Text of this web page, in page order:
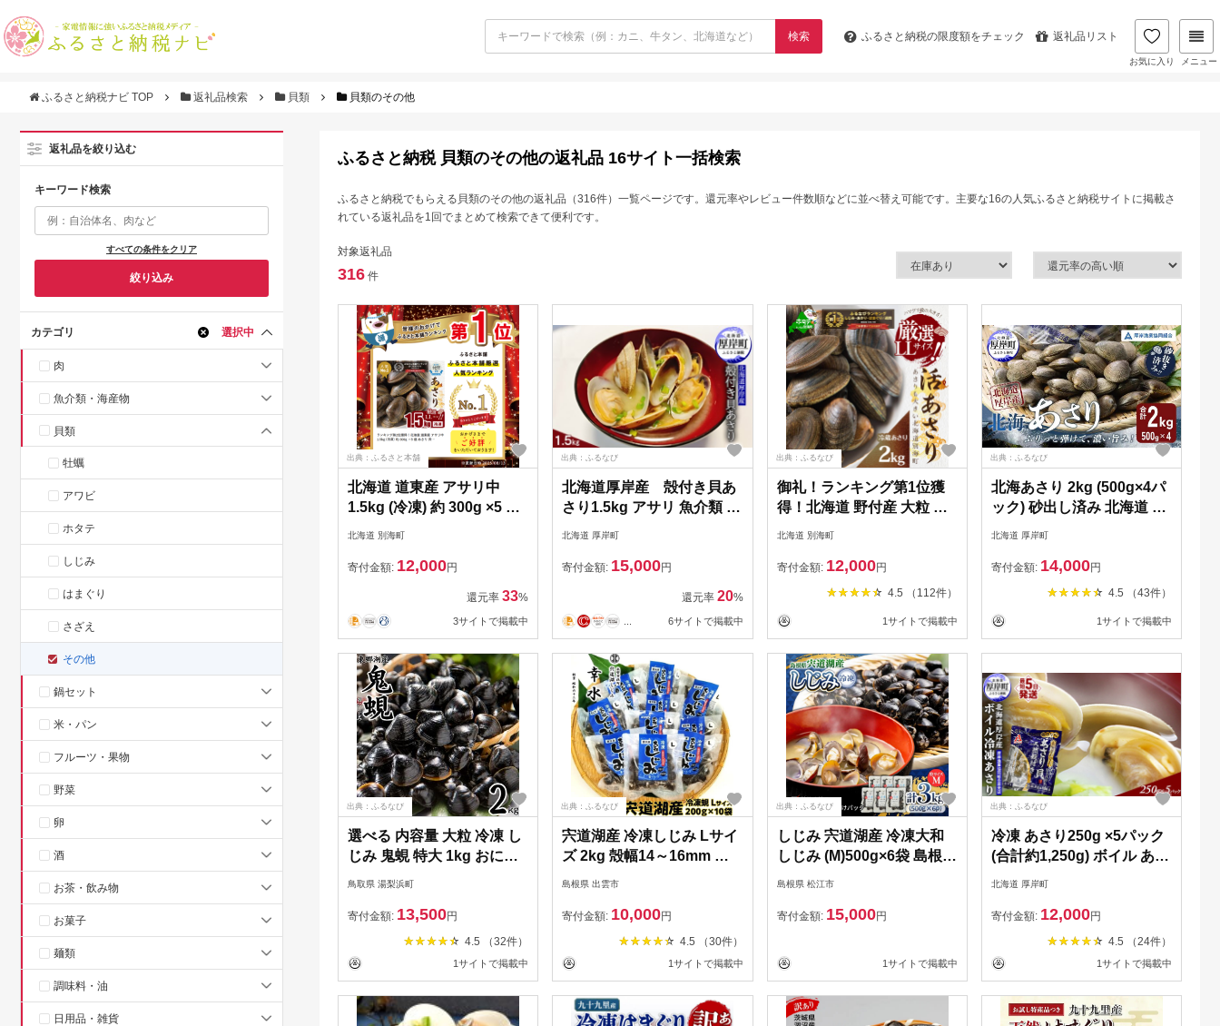
検索 ふるさと納税の限度額をチェック 返礼品リスト
お気に入り メニュー
ふるさと納税ナビ TOP 返礼品検索 貝類 貝類のその他
返礼品を絞り込む
キーワード検索
すべての条件をクリア
絞り込み
カテゴリ 選択中
肉
魚介類・海産物
貝類
牡蠣
アワビ
ホタテ
しじみ
はまぐり
さざえ
その他
鍋セット
米・パン
フルーツ・果物
野菜
卵
酒
お茶・飲み物
お菓子
麺類
調味料・油
日用品・雑貨
ふるさと納税 貝類のその他の返礼品 16サイト一括検索
ふるさと納税でもらえる貝類のその他の返礼品（316件）一覧ページです。還元率やレビュー件数順などに並べ替え可能です。主要な16の人気ふるさと納税サイトに掲載さ
れている返礼品を1回でまとめて検索できて便利です。
対象返礼品
316 件
出典：ふるさと本舗
北海道 道東産 アサリ中
1.5kg (冷凍) 約 300g ×5 袋
あさり 貝 【SS0000012】
北海道 別海町
寄付金額: 12,000円
還元率33%
3サイトで掲載中
出典：ふるなび
北海道厚岸産 殻付き貝あ
さり1.5kg アサリ 魚介類 砂
出し済み 海水入れた状態
北海道 厚岸町
寄付金額: 15,000円
還元率 20%
6サイトで掲載中
出典：ふるなび
御礼！ランキング第1位獲
得！北海道 野付産 大粒 天
然 活あさり 2kg前後 あさ
北海道 別海町
寄付金額: 12,000円
4.5 （112件）
1サイトで掲載中
出典：ふるなび
北海あさり 2kg (500g×4パ
ック) 砂出し済み 北海道 厚
岸産 アサリ
北海道 厚岸町
寄付金額: 14,000円
4.5 （43件）
1サイトで掲載中
出典：ふるなび
選べる 内容量 大粒 冷凍 し
じみ 鬼蜆 特大 1kg おにし
じみ 東郷湖 特大 大きい 砂
味噌汁 みそ汁 パスタ ボン
ゴレ 肝臓 二日酔い オルニ
チン ダイヤ 銘柄 ブランド
鳥取県 湯梨浜町 名産 特産
品 人気 おすすめ 送料無料
58M
鳥取県 湯梨浜町
寄付金額: 13,500円
4.5 （32件）
1サイトで掲載中
出典：ふるなび
宍道湖産 冷凍しじみ Lサイ
ズ 2kg 殻幅14～16mm し
島根県 出雲市
寄付金額: 10,000円
4.5 （30件）
1サイトで掲載中
出典：ふるなび
しじみ 宍道湖産 冷凍大和
しじみ (M)500g×6袋 島根県
松江市/平野缶詰有限会社
島根県 松江市
寄付金額: 15,000円
1サイトで掲載中
出典：ふるなび
冷凍 あさり250g ×5パック
(合計約1,250g) ボイル あさ
り
北海道 厚岸町
寄付金額: 12,000円
4.5 （24件）
1サイトで掲載中